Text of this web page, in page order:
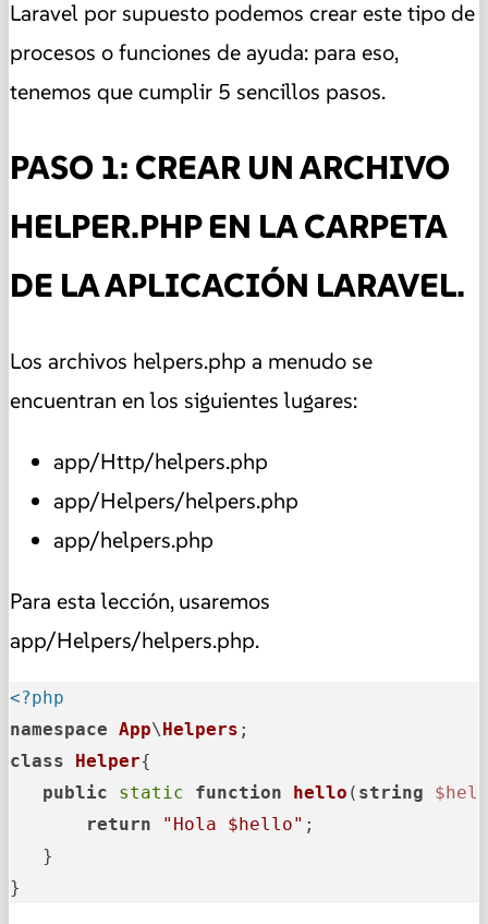
Laravel por supuesto podemos crear este tipo de
procesos o funciones de ayuda: para eso,
tenemos que cumplir 5 sencillos pasos.
PASO 1: CREAR UN ARCHIVO
HELPER.PHP EN LA CARPETA
DE LA APLICACIÓN LARAVEL.
Los archivos helpers.php a menudo se
encuentran en los siguientes lugares:
app/Http/helpers.php
app/Helpers/helpers.php
app/helpers.php
Para esta lección, usaremos
app/Helpers/helpers.php.
<?php
namespace App\ Helpers
class
Helper{
public
static function hello ( string
return
"Hola $hello" ;
   }
}